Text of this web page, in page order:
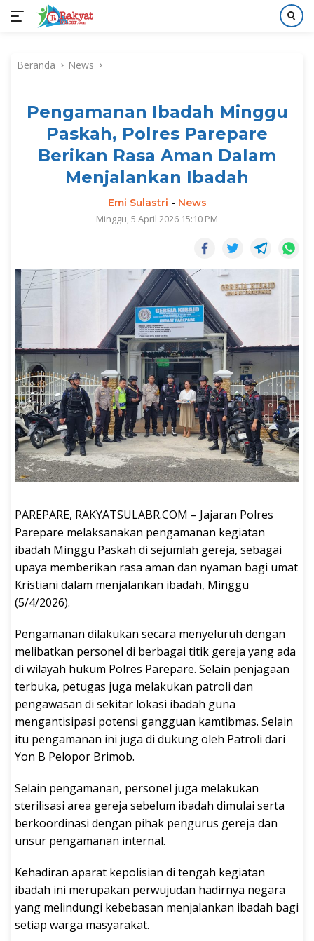
kontenBeranda News
Pengamanan Ibadah Minggu
Paskah, Polres Parepare
Berikan Rasa Aman Dalam
Menjalankan Ibadah
Emi Sulastri - News
Minggu, 5 April 2026 15:10 PM
PAREPARE, RAKYATSULABR.COM – Jajaran Polres
Parepare melaksanakan pengamanan kegiatan
ibadah Minggu Paskah di sejumlah gereja, sebagai
upaya memberikan rasa aman dan nyaman bagi umat
Kristiani dalam menjalankan ibadah, Minggu
(5/4/2026).
Pengamanan dilakukan secara menyeluruh dengan
melibatkan personel di berbagai titik gereja yang ada
di wilayah hukum Polres Parepare. Selain penjagaan
terbuka, petugas juga melakukan patroli dan
pengawasan di sekitar lokasi ibadah guna
mengantisipasi potensi gangguan kamtibmas. Selain
itu pengamanan ini juga di dukung oleh Patroli dari
Yon B Pelopor Brimob.
Selain pengamanan, personel juga melakukan
sterilisasi area gereja sebelum ibadah dimulai serta
berkoordinasi dengan pihak pengurus gereja dan
unsur pengamanan internal.
Kehadiran aparat kepolisian di tengah kegiatan
ibadah ini merupakan perwujudan hadirnya negara
yang melindungi kebebasan menjalankan ibadah bagi
setiap warga masyarakat.